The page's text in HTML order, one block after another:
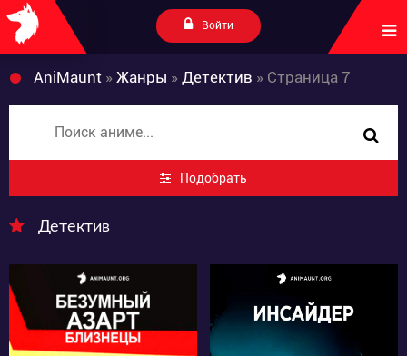
Войти
AniMaunt » Жанры » Детектив » Страница 7
Подобрать
Детектив